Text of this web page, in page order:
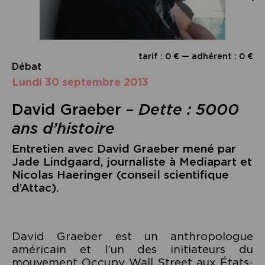
tarif : 0 € — adhérent : 0 €
Débat
lundi 30 septembre 2013
David Graeber – Dette : 5000
ans d’histoire
Entretien avec David Graeber mené par
Jade Lindgaard, journaliste à Mediapart et
Nicolas Haeringer (conseil scientifique
d’Attac).
David Graeber est un anthropologue
américain et l’un des initiateurs du
mouvement Occupy Wall Street aux États-